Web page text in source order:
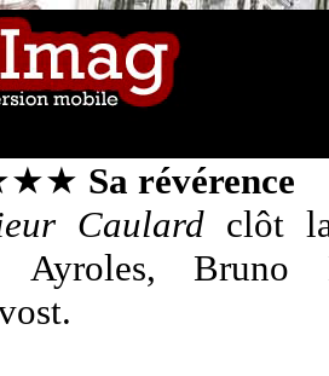
Sa révérence
Caulard clôt
Ayroles, Bruno